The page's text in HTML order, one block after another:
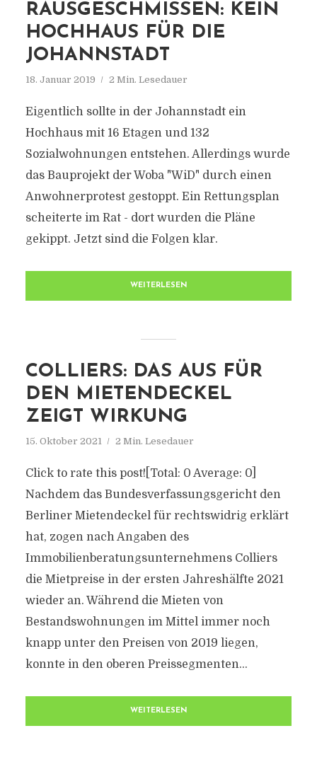
RAUSGESCHMISSEN: KEIN
HOCHHAUS FÜR DIE
JOHANNSTADT
18. Januar 2019 2 Min. Lesedauer
Eigentlich sollte in der Johannstadt ein
Hochhaus mit 16 Etagen und 132
Sozialwohnungen entstehen. Allerdings wurde
das Bauprojekt der Woba "WiD" durch einen
Anwohnerprotest gestoppt. Ein Rettungsplan
scheiterte im Rat - dort wurden die Pläne
gekippt. Jetzt sind die Folgen klar.
WEITERLESEN
COLLIERS: DAS AUS FÜR
DEN MIETENDECKEL
ZEIGT WIRKUNG
15. Oktober 2021 2 Min. Lesedauer
Click to rate this post![Total: 0 Average: 0]
Nachdem das Bundesverfassungsgericht den
Berliner Mietendeckel für rechtswidrig erklärt
hat, zogen nach Angaben des
Immobilienberatungsunternehmens Colliers
die Mietpreise in der ersten Jahreshälfte 2021
wieder an. Während die Mieten von
Bestandswohnungen im Mittel immer noch
knapp unter den Preisen von 2019 liegen,
konnte in den oberen Preissegmenten...
WEITERLESEN